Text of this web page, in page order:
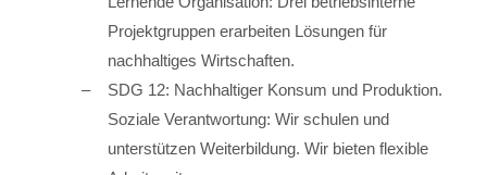
Projektgruppen erarbeiten Lösungen für
nachhaltiges Wirtschaften.
SDG 12: Nachhaltiger Konsum und Produktion.
Soziale Verantwortung: Wir schulen und
unterstützen Weiterbildung. Wir bieten flexible